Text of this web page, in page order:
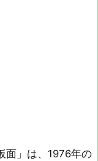
面」は、1976年の